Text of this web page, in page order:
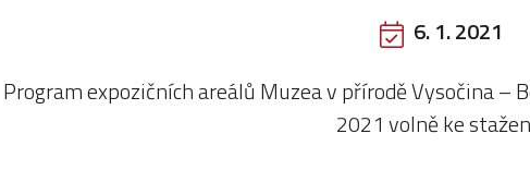
6. 1. 2021
Program expozičních areálů Muzea v přírodě Vysočina –
2021 volně ke